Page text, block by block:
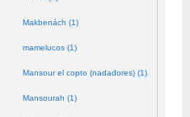
Makbenách (1)
mamelucos (1)
Mansour el copto (nadadores) (1)
Mansourah (1)